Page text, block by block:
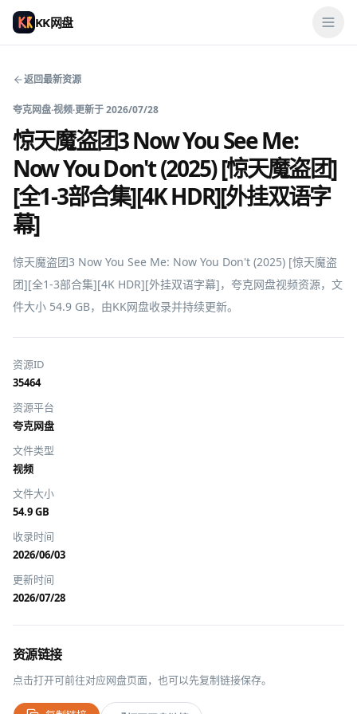
KK网盘
返回最新资源
夸克网盘·视频·更新于2026/07/28
惊天魔盗团3 Now You See Me:
Now You Don't (2025) [惊天魔盗团]
[全1-3部合集][4K HDR][外挂双语字
幕]
惊天魔盗团3 Now You See Me: Now You Don't (2025) [惊天魔盗
团][全1-3部合集][4K HDR][外挂双语字幕]，夸克网盘视频资源，文
件大小 54.9 GB，由KK网盘收录并持续更新。
资源ID
35464
资源平台
夸克网盘
文件类型
视频
文件大小
54.9 GB
收录时间
2026/06/03
更新时间
2026/07/28
资源链接
点击打开可前往对应网盘页面，也可以先复制链接保存。